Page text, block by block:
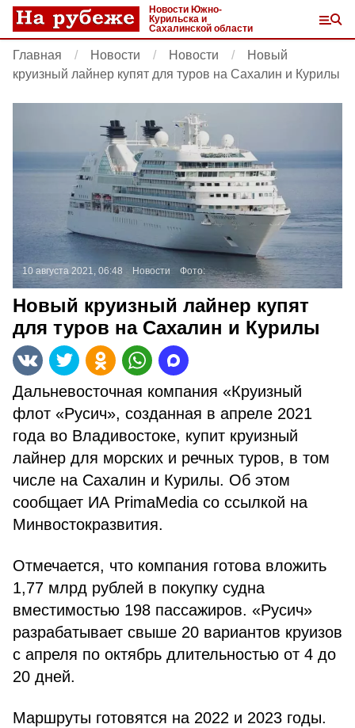
Новости Южно-
Курильска и
Сахалинской области
Главная Новости Новости
Новый
круизный лайнер купят для туров на Сахалин и Курилы
10 августа 2021, 06:48 Новости Фото:
Новый круизный лайнер купят
для туров на Сахалин и Курилы
Дальневосточная компания «Круизный
флот «Русич», созданная в апреле 2021
года во Владивостоке, купит круизный
лайнер для морских и речных туров, в том
числе на Сахалин и Курилы. Об этом
сообщает ИА PrimaMedia cо ссылкой на
Минвостокразвития.
Отмечается, что компания готова вложить
1,77 млрд рублей в покупку судна
вместимостью 198 пассажиров. «Русич»
разрабатывает свыше 20 вариантов круизов
с апреля по октябрь длительностью от 4 до
20 дней.
Маршруты готовятся на 2022 и 2023 годы.